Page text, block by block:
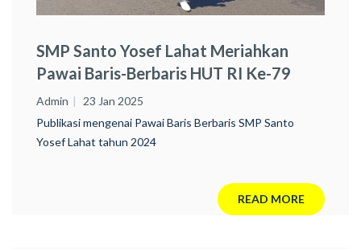
SMP Santo Yosef Lahat Meriahkan
Pawai Baris-Berbaris HUT RI Ke-79
Admin
23 Jan 2025
Publikasi mengenai Pawai Baris Berbaris SMP Santo
Yosef Lahat tahun 2024
READ MORE